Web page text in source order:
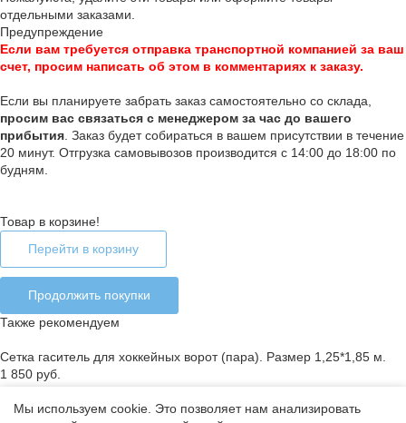
Мы используем cookie. Это позволяет нам анализировать
отдельными заказами.
Предупреждение
Если вам требуется отправка транспортной компанией за ваш
счет, просим написать об этом в комментариях к заказу.
Если вы планируете забрать заказ самостоятельно со склада,
просим вас связаться с менеджером за час до вашего
прибытия . Заказ будет собираться в вашем присутствии в течение
20 минут. Отгрузка самовывозов производится с 14:00 до 18:00 по
будням.
Товар в корзине!
Перейти в корзину
Продолжить покупки
Также рекомендуем
Сетка гаситель для хоккейных ворот (пара). Размер 1,25*1,85 м.
1 850 руб.